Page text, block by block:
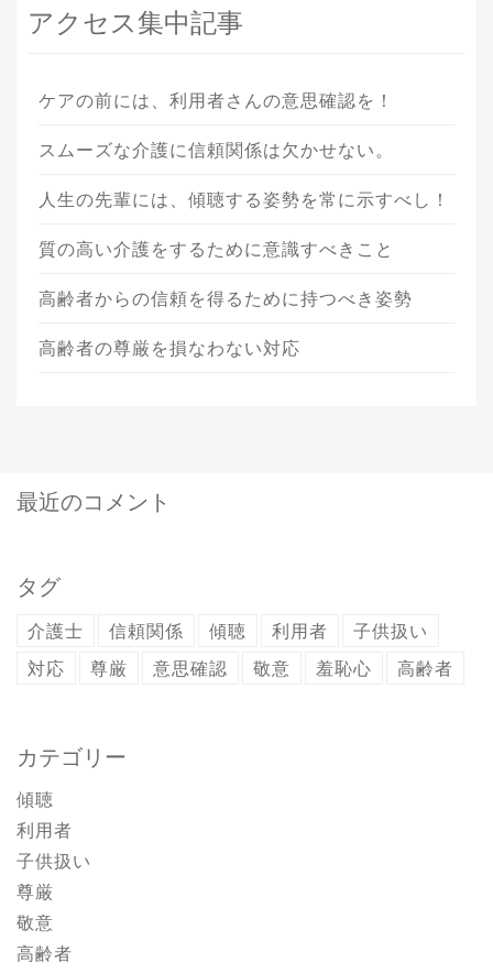
アクセス集中記事
ケアの前には、利用者さんの意思確認を！
スムーズな介護に信頼関係は欠かせない。
人生の先輩には、傾聴する姿勢を常に示すべし！
質の高い介護をするために意識すべきこと
高齢者からの信頼を得るために持つべき姿勢
高齢者の尊厳を損なわない対応
最近のコメント
タグ
介護士 信頼関係 傾聴 利用者
子供扱い
対応
尊厳 意思確認 敬意 羞恥心 高齢者
カテゴリー
傾聴
利用者
子供扱い
尊厳
敬意
高齢者